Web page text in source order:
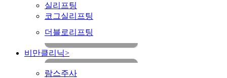
실리프팅
코그실리프팅
더블로리프팅
비만클리닉>
람스주사